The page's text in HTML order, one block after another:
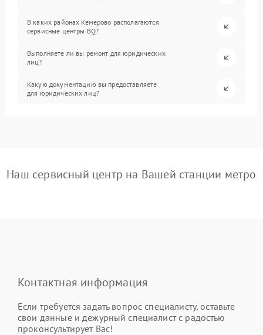
В каких районах Кемерово располагаются
сервисные центры BQ?
Выполняете ли вы ремонт для юридических
лиц?
Какую документацию вы предоставляете
для юридических лиц?
Наш сервисный центр на Вашей станции метро
Контактная информация
Если требуется задать вопрос специалисту, оставьте
свои данные и дежурный специалист с радостью
проконсультирует Вас!